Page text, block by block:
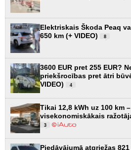
Elektriskais Škoda Peaq
650 km (+ VIDEO)
8
3600 EUR pret 255 EUR?
priekšrocības pret ātri
VIDEO)
4
Tikai 12,8 kWh uz 100 km
visekonomiskākais
3
Piedāvājumā atgriežas